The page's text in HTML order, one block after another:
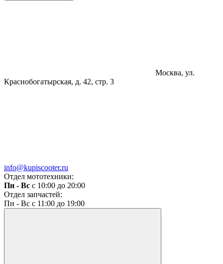
Москва, ул.
Краснобогатырская, д. 42, стр. 3
info@kupiscooter.ru
Отдел мототехники:
Пн - Вс с 10:00 до 20:00
Отдел запчастей:
Пн - Вс с 11:00 до 19:00